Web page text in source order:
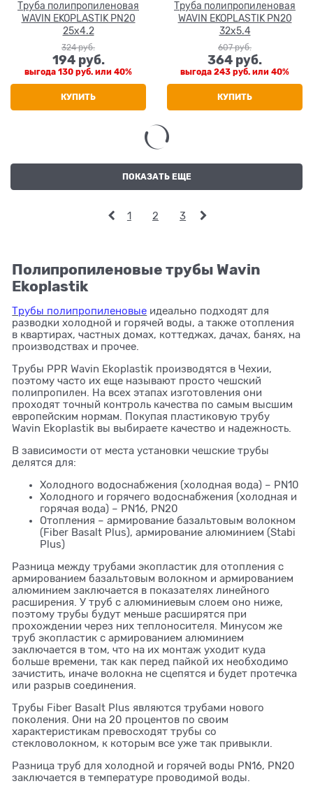
Труба полипропиленовая
WAVIN EKOPLASTIK PN20
25x4.2
324 руб.
194 руб.
выгода 130 руб. или 40%
КУПИТЬ
Труба полипропиленовая
WAVIN EKOPLASTIK PN20
32x5.4
607 руб.
364 руб.
выгода 243 руб. или 40%
КУПИТЬ
ПОКАЗАТЬ ЕЩЕ
1 2 3
Полипропиленовые трубы Wavin
Ekoplastik
Трубы полипропиленовые идеально подходят для
разводки холодной и горячей воды, а также отопления
в квартирах, частных домах, коттеджах, дачах, банях, на
производствах и прочее.
Трубы PPR Wavin Ekoplastik производятся в Чехии,
поэтому часто их еще называют просто чешский
полипропилен. На всех этапах изготовления они
проходят точный контроль качества по самым высшим
европейским нормам. Покупая пластиковую трубу
Wavin Ekoplastik вы выбираете качество и надежность.
В зависимости от места установки чешские трубы
делятся для:
Холодного водоснабжения (холодная вода) – PN10
Холодного и горячего водоснабжения (холодная и
горячая вода) – PN16, PN20
Отопления – армирование базальтовым волокном
(Fiber Basalt Plus), армирование алюминием (Stabi
Plus)
Разница между трубами экопластик для отопления с
армированием базальтовым волокном и армированием
алюминием заключается в показателях линейного
расширения. У труб с алюминиевым слоем оно ниже,
поэтому трубы будут меньше расширятся при
прохождении через них теплоносителя. Минусом же
труб экопластик с армированием алюминием
заключается в том, что на их монтаж уходит куда
больше времени, так как перед пайкой их необходимо
зачистить, иначе волокна не сцепятся и будет протечка
или разрыв соединения.
Трубы Fiber Basalt Plus являются трубами нового
поколения. Они на 20 процентов по своим
характеристикам превосходят трубы со
стекловолокном, к которым все уже так привыкли.
Разница труб для холодной и горячей воды PN16, PN20
заключается в температуре проводимой воды.